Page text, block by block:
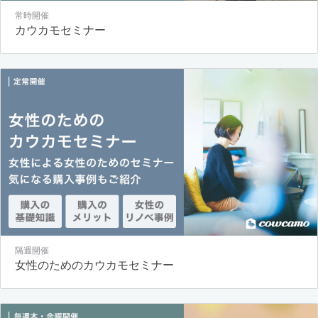
常時開催
カウカモセミナー
隔週開催
女性のためのカウカモセミナー